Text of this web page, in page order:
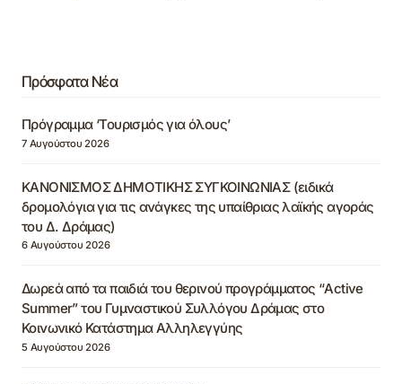
Πρόσφατα Νέα
Πρόγραμμα ‘Τουρισμός για όλους’
7 Αυγούστου 2026
ΚΑΝΟΝΙΣΜΟΣ ΔΗΜΟΤΙΚΗΣ ΣΥΓΚΟΙΝΩΝΙΑΣ (ειδικά
δρομολόγια για τις ανάγκες της υπαίθριας λαϊκής αγοράς
του Δ. Δράμας)
6 Αυγούστου 2026
Δωρεά από τα παιδιά του θερινού προγράμματος “Active
Summer” του Γυμναστικού Συλλόγου Δράμας στο
Κοινωνικό Κατάστημα Αλληλεγγύης
5 Αυγούστου 2026